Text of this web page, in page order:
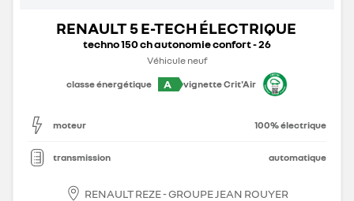
RENAULT 5 E-TECH ÉLECTRIQUE
techno 150 ch autonomie confort - 26
Véhicule neuf
classe énergétique
A vignette Crit'Air
moteur 100% électrique
transmission automatique
RENAULT REZE - GROUPE JEAN ROUYER